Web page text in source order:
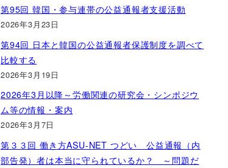
第95回 韓国・参与連帯の公益通報者支援活動
2026年3月23日
第94回 日本と韓国の公益通報者保護制度を調べて
比較する
2026年3月19日
2026年3月以降～労働関連の研究会・シンポジウ
ム等の情報・案内
2026年3月7日
第３３回 働き方ASU-NET つどい 公益通報（内
部告発）者は本当に守られているか？ ～問題だ